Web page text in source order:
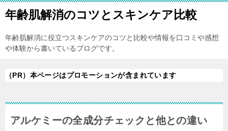
年齢肌解消のコツとスキンケア比較
年齢肌解消に役立つスキンケアのコツと比較や情報を口コミや感想
や体験から書いているブログです。
（PR）本ページはプロモーションが含まれています
アルケミーの全成分チェックと他との違い